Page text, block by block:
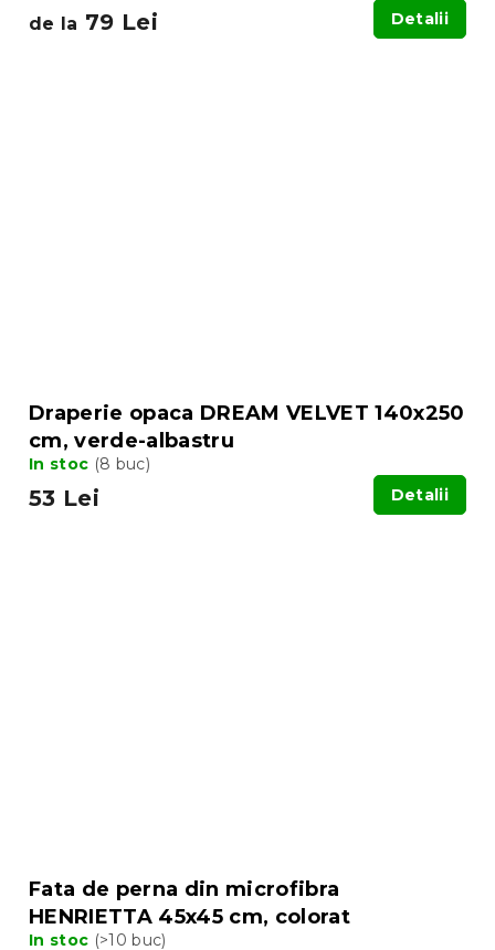
de la 79 Lei Detalii
Draperie opaca DREAM VELVET 140x250
cm, verde-albastru
In stoc (8 buc)
53 Lei Detalii
Fata de perna din microfibra
HENRIETTA 45x45 cm, colorat
In stoc (>10 buc)